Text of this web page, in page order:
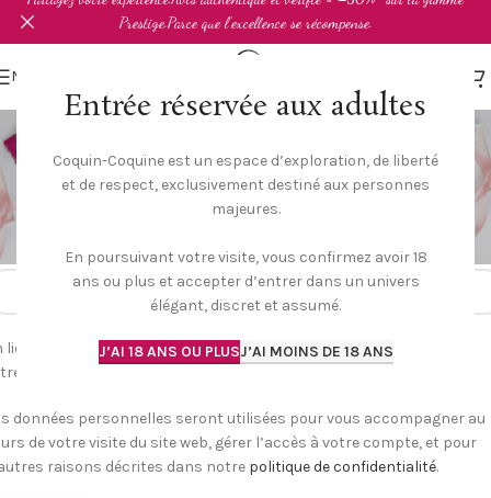
Entrée réservée aux adultes
Coquin-Coquine est un espace d’exploration, de liberté
et de respect, exclusivement destiné aux personnes
majeures.
En poursuivant votre visite, vous confirmez avoir 18
ans ou plus et accepter d’entrer dans un univers
élégant, discret et assumé.
J’AI 18 ANS OU PLUSJ’AI MOINS DE 18 ANS
Prestige.Parce que l’excellence se récompense.
MENU
Mon compte
Accueil Mon compte
e-mail*
lien permettant de définir un nouveau mot de passe sera envoyé à
adresse e-mail.
données personnelles seront utilisées pour vous accompagner au
de votre visite du site web, gérer l’accès à votre compte, et pour
raisons décrites dans notre politique de confidentialité.